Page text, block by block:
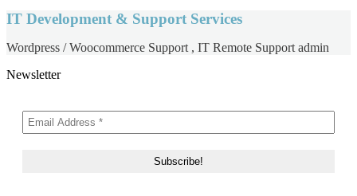
IT Development & Support Services
Wordpress / Woocommerce Support , IT Remote Support admin
Newsletter